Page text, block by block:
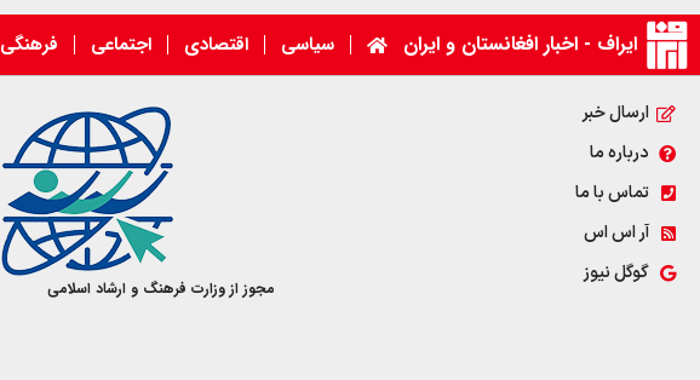
ایراف - اخبار افغانستان و ایران سیاسی اقتصادی اجتماعی فرهنگی
ارسال خبر
درباره ما
تماس با ما
آر اس اس
گوگل نیوز
مجوز از وزارت فرهنگ و ارشاد اسلامی